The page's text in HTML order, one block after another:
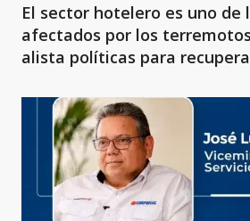
El sector hotelero es uno de
afectados por los
alista políticas para